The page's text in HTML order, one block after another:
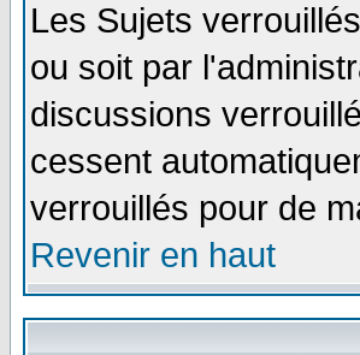
Les Sujets
ou soit par
discussions
cessent
verrouillés pour de
Revenir en haut